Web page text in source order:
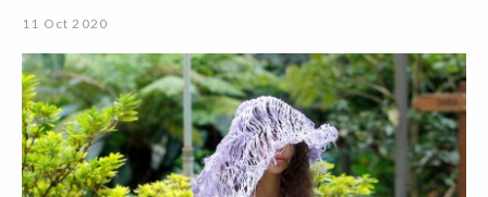
11 Oct 2020